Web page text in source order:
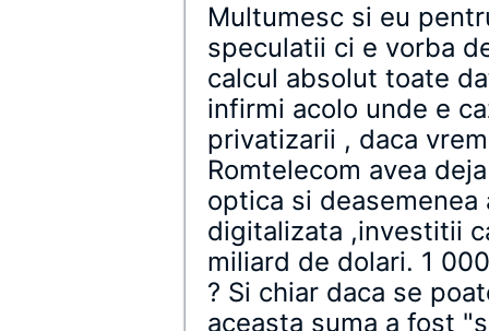
Multumesc si eu
speculatii ci e vorba
calcul absolut toate
infirmi acolo unde e
privatizarii , daca
Romtelecom avea
optica si
digitalizata ,investitii
miliard de dolari. 1
? Si chiar daca se
aceasta suma a fost